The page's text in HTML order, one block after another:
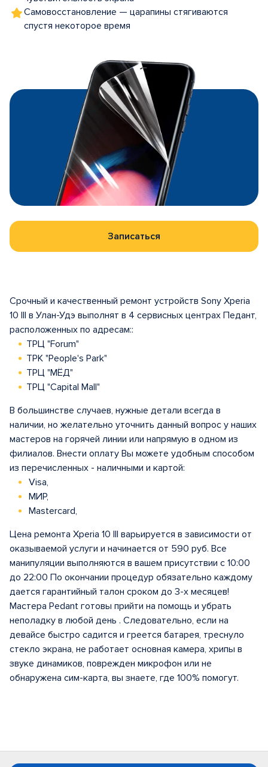
Самовосстановление — царапины стягиваются
спустя некоторое время
Записаться
Срочный и качественный ремонт устройств Sony Xperia
10 III в Улан-Удэ выполнят в 4 сервисных центрах Педант,
расположенных по адресам::
ТРЦ "Forum"
ТРК "People's Park"
ТРЦ "МЁД"
ТРЦ "Capital Mall"
В большинстве случаев, нужные детали всегда в
наличии, но желательно уточнить данный вопрос у наших
мастеров на горячей линии или напрямую в одном из
филиалов. Внести оплату Вы можете удобным способом
из перечисленных - наличными и картой:
Visa,
МИР,
Mastercard,
Цена ремонта Xperia 10 III варьируется в зависимости от
оказываемой услуги и начинается от 590 руб. Все
манипуляции выполняются в вашем присутствии с 10:00
до 22:00 По окончании процедур обязательно каждому
дается гарантийный талон сроком до 3-х месяцев!
Мастера Pedant готовы прийти на помощь и убрать
неполадку в любой день . Следовательно, если на
девайсе быстро садится и греется батарея, треснуло
стекло экрана, не работает основная камера, хрипы в
звуке динамиков, поврежден микрофон или не
обнаружена сим-карта, вы знаете, где 100% помогут.